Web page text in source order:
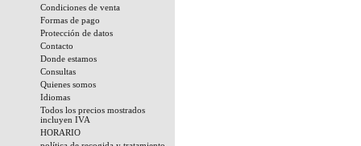
Condiciones de venta
Formas de pago
Protección de datos
Contacto
Donde estamos
Consultas
Quienes somos
Idiomas
Todos los precios mostrados
incluyen IVA
HORARIO